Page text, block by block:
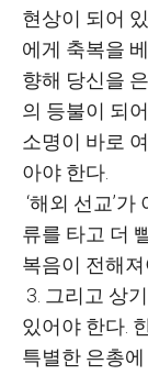
현상이 되어
에게 축복을
향해 당신을
의 등불이 되
소명이 바로
아야 한다.
‘해외 선교’
류를 타고 더
복음이 전해져
3. 그리고 상
있어야 한다.
특별한 은총